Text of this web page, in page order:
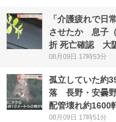
「介護疲れで日
させたか 息子
折 死亡確認 大
08月09日 17時53分
孤立していた約
落 長野・安曇
配管壊れ約1600
08月09日 17時51分